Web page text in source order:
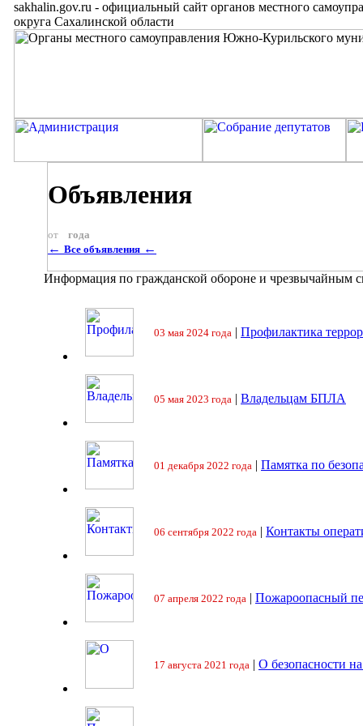
sakhalin.gov.ru - официальный сайт органов местного
округа Сахалинской области
Объявления
от года
← Все объявления ←
Информация по гражданской обороне и чрезвычайным
03 мая 2024 года | Профилактика
05 мая 2023 года | Владельцам БПЛА
01 декабря 2022 года | Памятка по
06 сентября 2022 года | Контакты
07 апреля 2022 года | Пожароопасный
17 августа 2021 года | О безопасности